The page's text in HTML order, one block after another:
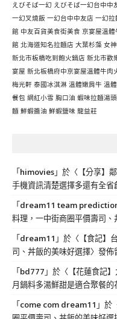
えびそば一幻 えびそば一幻台中中
一幻叉燒飯 一幻台中中友店 一幻拉
館 中友百貨美食街美食 京宴屋溫體
館 北海道知名拉麵店 大葉杉藻 女
新北市板橋吃到飽火鍋店 新北市歡
宴屋 新北板橋府中京宴屋溫體牛肉
梅光軒 泰國冰淇淋 溫體嫩肩牛 溫
餐包 網紅小雪 胸口油 蝦味拉麵湯頭
麵 鮮蝦醬油 鮮蝦鹽味 龍益莊
「himovies」於〈 【分享】
手機資訊清楚選擇多還有全
「dream11 team
料理，一中街商圈平價壽司
「dream11 」於〈 【食記】
司、丼飯的美味好選擇〉發佈
「bd777 」於〈 【花蓮食記
月鍋料多湯鮮甜是適合聚餐的
「come com dream11 」於